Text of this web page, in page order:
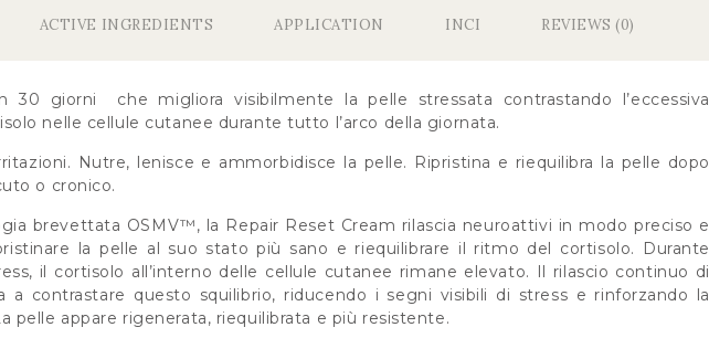
ACTIVE INGREDIENTS APPLICATION INCI REVIEWS (0)
30 giorni che migliora visibilmente la pelle stressata contrastando l’eccessiva
nelle cellule cutanee durante tutto l’arco della giornata.
Nutre, lenisce e ammorbidisce la pelle. Ripristina e riequilibra la pelle dopo
o cronico.
brevettata OSMV™, la Repair Reset Cream rilascia neuroattivi in ​​modo preciso e
la pelle al suo stato più sano e riequilibrare il ritmo del cortisolo. Durante
il cortisolo all’interno delle cellule cutanee rimane elevato. Il rilascio continuo di
a contrastare questo squilibrio, riducendo i segni visibili di stress e rinforzando la
pelle appare rigenerata, riequilibrata e più resistente.